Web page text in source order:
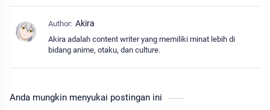
Akira adalah content writer yang memiliki minat lebih di
bidang anime, otaku, dan culture.
Anda mungkin menyukai postingan ini